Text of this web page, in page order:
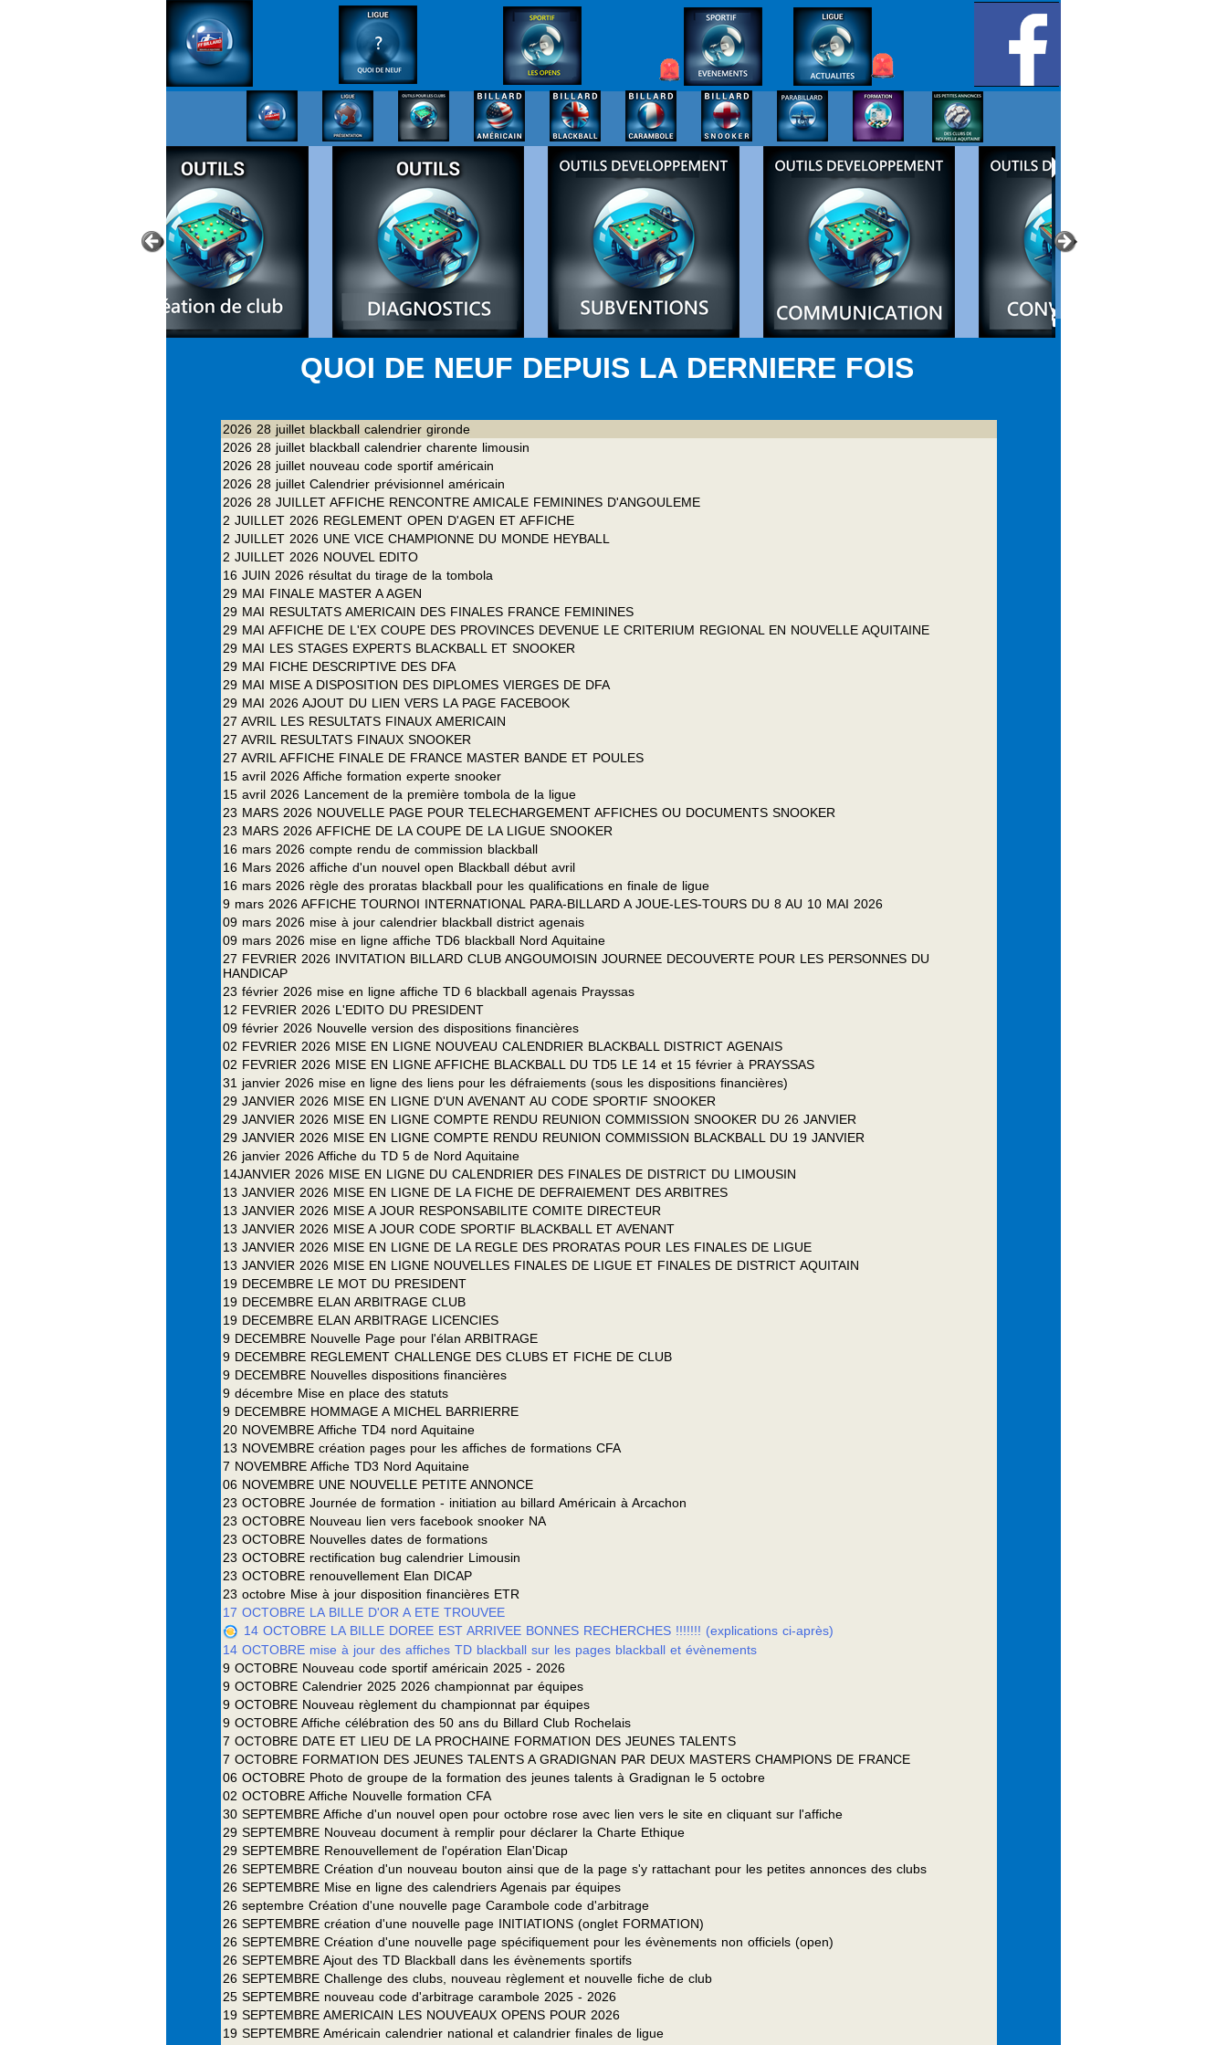
QUOI DE NEUF DEPUIS LA DERNIERE FOIS
2026 28 juillet blackball calendrier gironde
2026 28 juillet blackball calendrier charente limousin
2026 28 juillet nouveau code sportif américain
2026 28 juillet Calendrier prévisionnel américain
2026 28 JUILLET AFFICHE RENCONTRE AMICALE FEMININES D'ANGOULEME
2 JUILLET 2026 REGLEMENT OPEN D'AGEN ET AFFICHE
2 JUILLET 2026 UNE VICE CHAMPIONNE DU MONDE HEYBALL
2 JUILLET 2026 NOUVEL EDITO
16 JUIN 2026 résultat du tirage de la tombola
29 MAI FINALE MASTER A AGEN
29 MAI RESULTATS AMERICAIN DES FINALES FRANCE FEMININES
29 MAI AFFICHE DE L'EX COUPE DES PROVINCES DEVENUE LE CRITERIUM REGIONAL EN NOUVELLE AQUITAINE
29 MAI LES STAGES EXPERTS BLACKBALL ET SNOOKER
29 MAI FICHE DESCRIPTIVE DES DFA
29 MAI MISE A DISPOSITION DES DIPLOMES VIERGES DE DFA
29 MAI 2026 AJOUT DU LIEN VERS LA PAGE FACEBOOK
27 AVRIL LES RESULTATS FINAUX AMERICAIN
27 AVRIL RESULTATS FINAUX SNOOKER
27 AVRIL AFFICHE FINALE DE FRANCE MASTER BANDE ET POULES
15 avril 2026 Affiche formation experte snooker
15 avril 2026 Lancement de la première tombola de la ligue
23 MARS 2026 NOUVELLE PAGE POUR TELECHARGEMENT AFFICHES OU DOCUMENTS SNOOKER
23 MARS 2026 AFFICHE DE LA COUPE DE LA LIGUE SNOOKER
16 mars 2026 compte rendu de commission blackball
16 Mars 2026 affiche d'un nouvel open Blackball début avril
16 mars 2026 règle des proratas blackball pour les qualifications en finale de ligue
9 mars 2026 AFFICHE TOURNOI INTERNATIONAL PARA-BILLARD A JOUE-LES-TOURS DU 8 AU 10 MAI 2026
09 mars 2026 mise à jour calendrier blackball district agenais
09 mars 2026 mise en ligne affiche TD6 blackball Nord Aquitaine
27 FEVRIER 2026 INVITATION BILLARD CLUB ANGOUMOISIN JOURNEE DECOUVERTE POUR LES PERSONNES DU
HANDICAP
23 février 2026 mise en ligne affiche TD 6 blackball agenais Prayssas
12 FEVRIER 2026 L'EDITO DU PRESIDENT
09 février 2026 Nouvelle version des dispositions financières
02 FEVRIER 2026 MISE EN LIGNE NOUVEAU CALENDRIER BLACKBALL DISTRICT AGENAIS
02 FEVRIER 2026 MISE EN LIGNE AFFICHE BLACKBALL DU TD5 LE 14 et 15 février à PRAYSSAS
31 janvier 2026 mise en ligne des liens pour les défraiements (sous les dispositions financières)
29 JANVIER 2026 MISE EN LIGNE D'UN AVENANT AU CODE SPORTIF SNOOKER
29 JANVIER 2026 MISE EN LIGNE COMPTE RENDU REUNION COMMISSION SNOOKER DU 26 JANVIER
29 JANVIER 2026 MISE EN LIGNE COMPTE RENDU REUNION COMMISSION BLACKBALL DU 19 JANVIER
26 janvier 2026 Affiche du TD 5 de Nord Aquitaine
14JANVIER 2026 MISE EN LIGNE DU CALENDRIER DES FINALES DE DISTRICT DU LIMOUSIN
13 JANVIER 2026 MISE EN LIGNE DE LA FICHE DE DEFRAIEMENT DES ARBITRES
13 JANVIER 2026 MISE A JOUR RESPONSABILITE COMITE DIRECTEUR
13 JANVIER 2026 MISE A JOUR CODE SPORTIF BLACKBALL ET AVENANT
13 JANVIER 2026 MISE EN LIGNE DE LA REGLE DES PRORATAS POUR LES FINALES DE LIGUE
13 JANVIER 2026 MISE EN LIGNE NOUVELLES FINALES DE LIGUE ET FINALES DE DISTRICT AQUITAIN
19 DECEMBRE LE MOT DU PRESIDENT
19 DECEMBRE ELAN ARBITRAGE CLUB
19 DECEMBRE ELAN ARBITRAGE LICENCIES
9 DECEMBRE Nouvelle Page pour l'élan ARBITRAGE
9 DECEMBRE REGLEMENT CHALLENGE DES CLUBS ET FICHE DE CLUB
9 DECEMBRE Nouvelles dispositions financières
9 décembre Mise en place des statuts
9 DECEMBRE HOMMAGE A MICHEL BARRIERRE
20 NOVEMBRE Affiche TD4 nord Aquitaine
13 NOVEMBRE création pages pour les affiches de formations CFA
7 NOVEMBRE Affiche TD3 Nord Aquitaine
06 NOVEMBRE UNE NOUVELLE PETITE ANNONCE
23 OCTOBRE Journée de formation - initiation au billard Américain à Arcachon
23 OCTOBRE Nouveau lien vers facebook snooker NA
23 OCTOBRE Nouvelles dates de formations
23 OCTOBRE rectification bug calendrier Limousin
23 OCTOBRE renouvellement Elan DICAP
23 octobre Mise à jour disposition financières ETR
17 OCTOBRE LA BILLE D'OR A ETE TROUVEE
14 OCTOBRE LA BILLE DOREE EST ARRIVEE BONNES RECHERCHES !!!!!!! (explications ci-après)
14 OCTOBRE mise à jour des affiches TD blackball sur les pages blackball et évènements
9 OCTOBRE Nouveau code sportif américain 2025 - 2026
9 OCTOBRE Calendrier 2025 2026 championnat par équipes
9 OCTOBRE Nouveau règlement du championnat par équipes
9 OCTOBRE Affiche célébration des 50 ans du Billard Club Rochelais
7 OCTOBRE DATE ET LIEU DE LA PROCHAINE FORMATION DES JEUNES TALENTS
7 OCTOBRE FORMATION DES JEUNES TALENTS A GRADIGNAN PAR DEUX MASTERS CHAMPIONS DE FRANCE
06 OCTOBRE Photo de groupe de la formation des jeunes talents à Gradignan le 5 octobre
02 OCTOBRE Affiche Nouvelle formation CFA
30 SEPTEMBRE Affiche d'un nouvel open pour octobre rose avec lien vers le site en cliquant sur l'affiche
29 SEPTEMBRE Nouveau document à remplir pour déclarer la Charte Ethique
29 SEPTEMBRE Renouvellement de l'opération Elan'Dicap
26 SEPTEMBRE Création d'un nouveau bouton ainsi que de la page s'y rattachant pour les petites annonces des clubs
26 SEPTEMBRE Mise en ligne des calendriers Agenais par équipes
26 septembre Création d'une nouvelle page Carambole code d'arbitrage
26 SEPTEMBRE création d'une nouvelle page INITIATIONS (onglet FORMATION)
26 SEPTEMBRE Création d'une nouvelle page spécifiquement pour les évènements non officiels (open)
26 SEPTEMBRE Ajout des TD Blackball dans les évènements sportifs
26 SEPTEMBRE Challenge des clubs, nouveau règlement et nouvelle fiche de club
25 SEPTEMBRE nouveau code d'arbitrage carambole 2025 - 2026
19 SEPTEMBRE AMERICAIN LES NOUVEAUX OPENS POUR 2026
19 SEPTEMBRE Américain calendrier national et calandrier finales de ligue